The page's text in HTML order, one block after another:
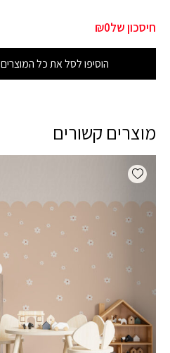
חיסכון של₪0
הוסיפו לסל את כל המוצרים
מוצרים קשורים
Add wishlist